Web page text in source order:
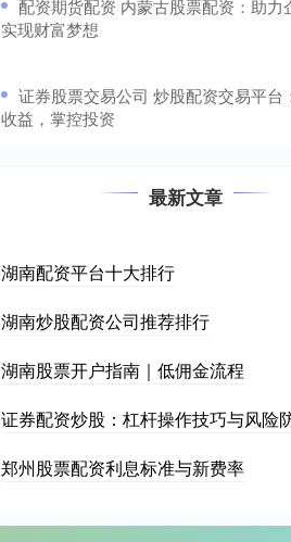
配资期货配资 内蒙古股票配资：助力
实现财富梦想
证券股票交易公司 炒股配资交易平台
收益，掌控投资
最新文章
湖南配资平台十大排行
湖南炒股配资公司推荐排行
湖南股票开户指南｜低佣金流程
证券配资炒股：杠杆操作技巧与风险
郑州股票配资利息标准与新费率